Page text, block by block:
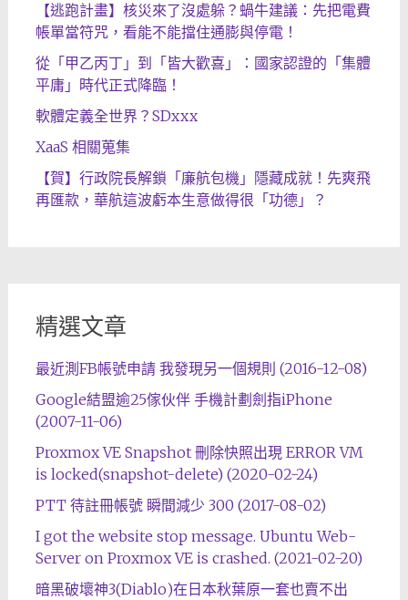
【逃跑計畫】核災來了沒處躲？蝸牛建議：先把電費
帳單當符咒，看能不能擋住通膨與停電！
從「甲乙丙丁」到「皆大歡喜」：國家認證的「集體
平庸」時代正式降臨！
軟體定義全世界？SDxxx
XaaS 相關蒐集
【賀】行政院長解鎖「廉航包機」隱藏成就！先爽飛
再匯款，華航這波虧本生意做得很「功德」？
精選文章
最近測FB帳號申請 我發現另一個規則 (2016-12-08)
Google結盟逾25傢伙伴 手機計劃劍指iPhone
(2007-11-06)
Proxmox VE Snapshot 刪除快照出現 ERROR VM
is locked(snapshot-delete) (2020-02-24)
PTT 待註冊帳號 瞬間減少 300 (2017-08-02)
I got the website stop message. Ubuntu Web-
Server on Proxmox VE is crashed. (2021-02-20)
暗黑破壞神3(Diablo)在日本秋葉原一套也賣不出